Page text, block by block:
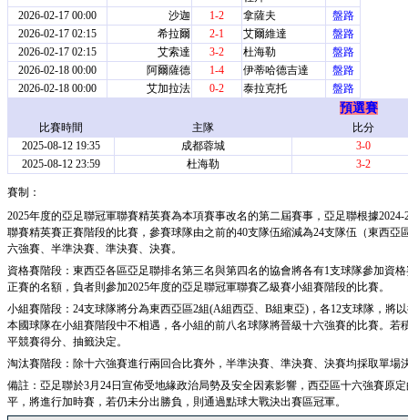
2026-02-17 00:00
沙迦 1-2 拿薩夫
盤路
2026-02-17 02:15
希拉爾 2-1 艾爾維達
盤路
2026-02-17 02:15
艾索達 3-2 杜海勒
盤路
2026-02-18 00:00
阿爾薩德 1-4 伊蒂哈德吉達
盤路
2026-02-18 00:00
艾加拉法 0-2 泰拉克托 盤路
預選賽
比賽時間 主隊
比分
2025-08-12 19:35
成都蓉城
3-0
2025-08-12 23:59
杜海勒 3-2
賽制：
2025年度的亞足聯冠軍聯賽精英賽為本項賽事改名的第二屆賽事，亞足聯根據
聯賽精英賽正賽階段的比賽，參賽球隊由之前的40支隊伍縮減為24支隊伍（東西
六強賽、半準決賽、準決賽、決賽。
資格賽階段：東西亞各區亞足聯排名第三名與第四名的協會將各有1支球隊參加資
正賽的名額，負者則參加2025年度的亞足聯冠軍聯賽乙級賽小組賽階段的比賽。
小組賽階段：24支球隊將分為東西亞區2組(A組西亞、B組東亞)，各12支球隊，將
本國球隊在小組賽階段中不相遇，各小組的前八名球隊將晉級十六強賽的比賽。
平競賽得分、抽籤決定。
淘汰賽階段：除十六強賽進行兩回合比賽外，半準決賽、準決賽、決賽均採取單場
備註：亞足聯於3月24日宣佈受地緣政治局勢及安全因素影響，西亞區十六強賽原
平，將進行加時賽，若仍未分出勝負，則通過點球大戰決出賽區冠軍。